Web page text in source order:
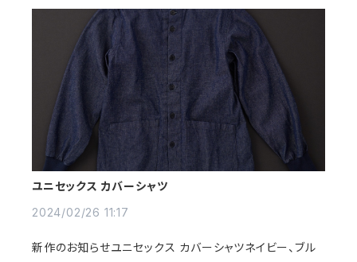
ユニセックス カバーシャツ
2024/02/26 11:17
新作のお知らせユニセックス カバーシャツネイビー、ブル